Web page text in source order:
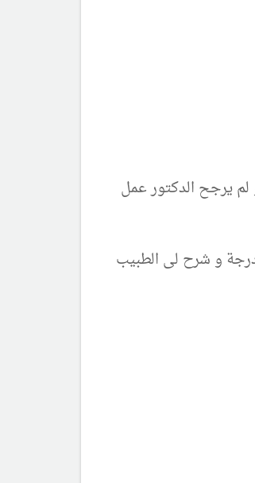
و لم يرجح الدكتور عمل
و شرح لى الطبيب